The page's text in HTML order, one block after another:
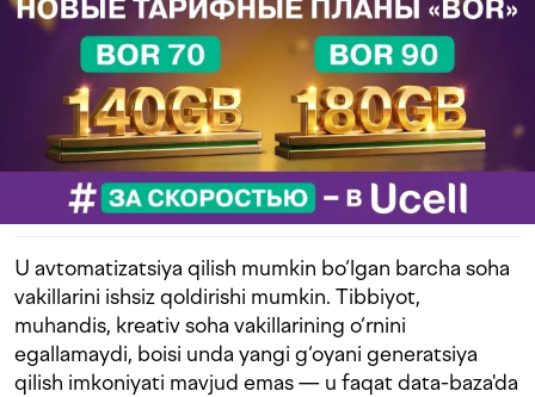
U avtomatizatsiya qilish mumkin bo‘lgan barcha soha
vakillarini ishsiz qoldirishi mumkin. Tibbiyot,
muhandis, kreativ soha vakillarining o‘rnini
egallamaydi, boisi unda yangi g‘oyani generatsiya
qilish imkoniyati mavjud emas — u faqat data-baza'da